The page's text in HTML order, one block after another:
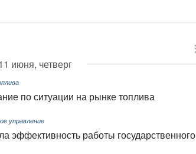
июня, четверг
по ситуации на рынке топлива
управление
эффективность работы государственного